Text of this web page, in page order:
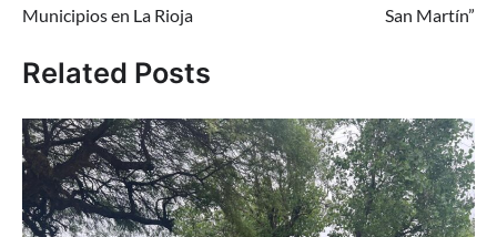
Municipios en La Rioja
San Martín”
Related Posts